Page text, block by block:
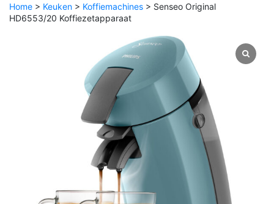
Home > Keuken > Koffiemachines > Senseo Original
HD6553/20 Koffiezetapparaat